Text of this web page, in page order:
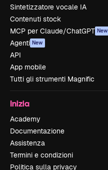
Sintetizzatore vocale IA
Contenuti stock
MCP per Claude/ChatGPT New
Agenti New
API
App mobile
Tutti gli strumenti Magnific
Inizia
Academy
Documentazione
Assistenza
Termini e condizioni
Politica sulla privacy